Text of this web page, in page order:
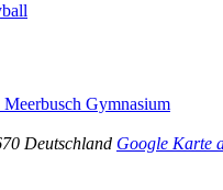
Gymnasium
Deutschland Google Karte